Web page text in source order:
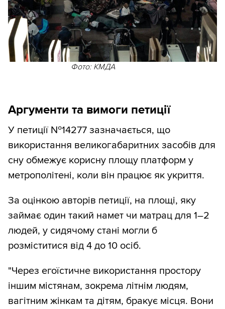
Фото: КМДА
Аргументи та вимоги петиції
У петиції №14277 зазначається, що
використання великогабаритних засобів для
сну обмежує корисну площу платформ у
метрополітені, коли він працює як укриття.
За оцінкою авторів петиції, на площі, яку
займає один такий намет чи матрац для 1–2
людей, у сидячому стані могли б
розміститися від 4 до 10 осіб.
"Через егоїстичне використання простору
іншим містянам, зокрема літнім людям,
вагітним жінкам та дітям, бракує місця. Вони